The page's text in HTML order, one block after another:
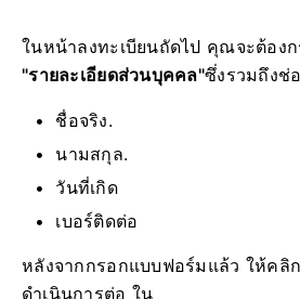
ในหน้าลงทะเบียนถัดไป คุณจะต้อง
"รายละเอียดส่วนบุคคล"ซึ่งรวมถึงช่
ชื่อจริง.
นามสกุล.
วันที่เกิด
เบอร์ติดต่อ
หลังจากกรอกแบบฟอร์มแล้ว ให้คลิก
ดำเนินการต่อ ใน